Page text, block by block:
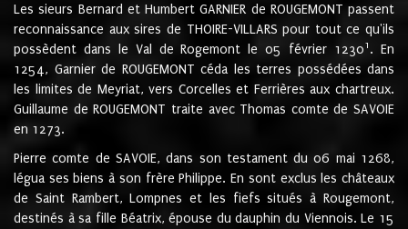
Les sieurs Bernard et Humbert GARNIER de ROUGEMONT passent
reconnaissance aux sires de THOIRE-VILLARS pour tout ce qu'ils
possèdent dans le Val de Rogemont le 05 février 12301 . En
1254, Garnier de ROUGEMONT céda les terres possédées dans
les limites de Meyriat, vers Corcelles et Ferrières aux chartreux.
Guillaume de ROUGEMONT traite avec Thomas comte de SAVOIE
en 1273.
Pierre comte de SAVOIE, dans son testament du 06 mai 1268,
légua ses biens à son frère Philippe. En sont exclus les châteaux
de Saint Rambert, Lompnes et les fiefs situés à Rougemont,
destinés à sa fille Béatrix, épouse du dauphin du Viennois. Le 15